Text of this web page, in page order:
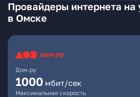
Провайдеры интернета на
в Омске
Дом.ру
1000 мбит/сек
Максимальная скорость